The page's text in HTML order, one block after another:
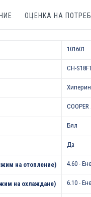
ОЦЕНКА НА
101601
CH-
COOPER
Бял
Да
на отопление) 4.60 -
на охлаждане) 6.10 -